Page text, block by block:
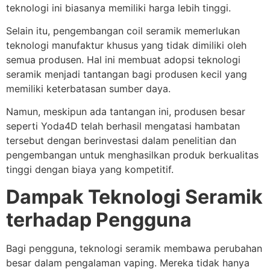
teknologi ini biasanya memiliki harga lebih tinggi.
Selain itu, pengembangan coil seramik memerlukan
teknologi manufaktur khusus yang tidak dimiliki oleh
semua produsen. Hal ini membuat adopsi teknologi
seramik menjadi tantangan bagi produsen kecil yang
memiliki keterbatasan sumber daya.
Namun, meskipun ada tantangan ini, produsen besar
seperti Yoda4D telah berhasil mengatasi hambatan
tersebut dengan berinvestasi dalam penelitian dan
pengembangan untuk menghasilkan produk berkualitas
tinggi dengan biaya yang kompetitif.
Dampak Teknologi Seramik
terhadap Pengguna
Bagi pengguna, teknologi seramik membawa perubahan
besar dalam pengalaman vaping. Mereka tidak hanya